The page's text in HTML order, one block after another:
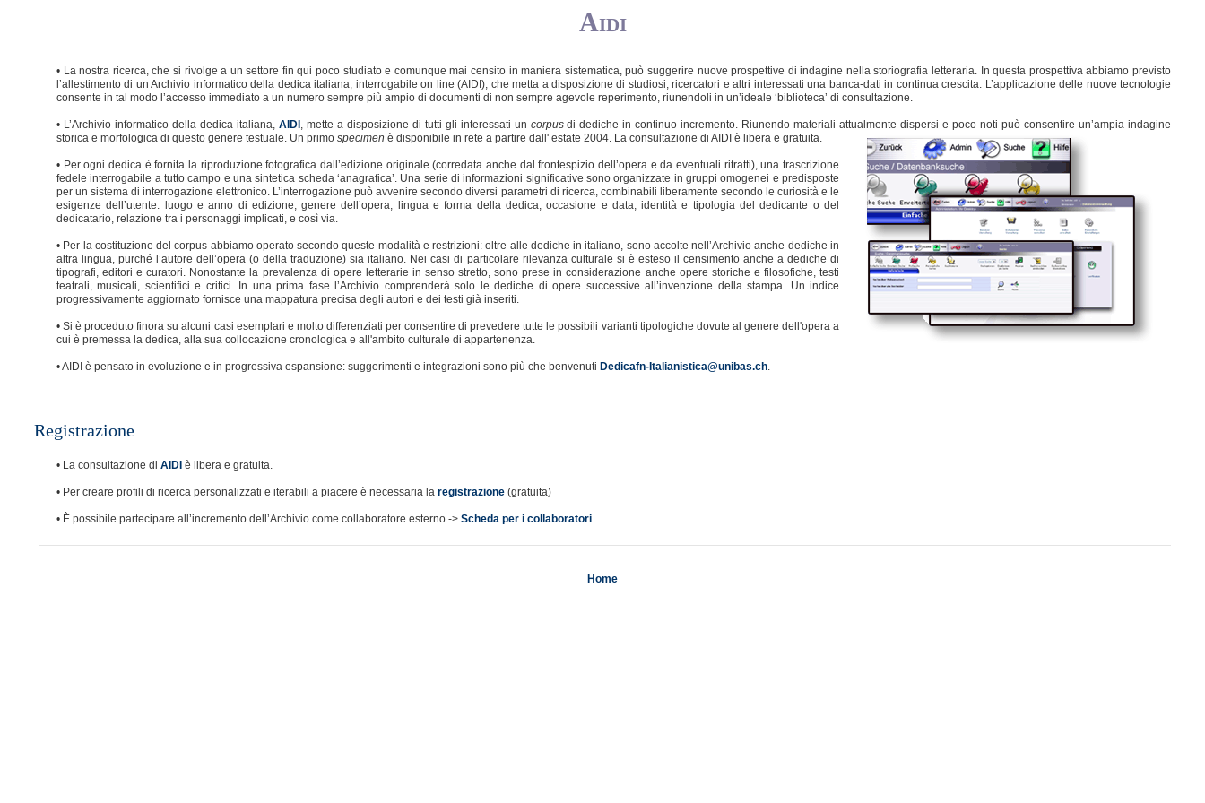
Aidi
• La nostra ricerca, che si rivolge a un settore fin qui poco studiato e comunque mai censito in maniera sistematica, può suggerire nuove prospettive di indagine nella storiografia letteraria. In questa prospettiva abbiamo previsto
l’allestimento di un Archivio informatico della dedica italiana, interrogabile on line (AIDI), che metta a disposizione di studiosi, ricercatori e altri interessati una banca-dati in continua crescita. L’applicazione delle nuove tecnologie
consente in tal modo l’accesso immediato a un numero sempre più ampio di documenti di non sempre agevole reperimento, riunendoli in un’ideale ‘biblioteca’ di consultazione.
• L’Archivio informatico della dedica italiana, AIDI , mette a disposizione di tutti gli interessati un corpusdi dediche in continuo incremento. Riunendo materiali attualmente dispersi e poco noti può consentire un’ampia indagine
storica e morfologica di questo genere testuale. Un primo specimen è disponibile in rete a partire dall' estate 2004. La consultazione di AIDI è libera e gratuita.
• Per ogni dedica è fornita la riproduzione fotografica dall’edizione originale (corredata anche dal frontespizio dell’opera e da eventuali ritratti), una trascrizione
fedele interrogabile a tutto campo e una sintetica scheda ‘anagrafica’. Una serie di informazioni significative sono organizzate in gruppi omogenei e predisposte
per un sistema di interrogazione elettronico. L’interrogazione può avvenire secondo diversi parametri di ricerca, combinabili liberamente secondo le curiosità e le
esigenze dell’utente: luogo e anno di edizione, genere dell’opera, lingua e forma della dedica, occasione e data, identità e tipologia del dedicante o del
dedicatario, relazione tra i personaggi implicati, e così via.
• Per la costituzione del corpus abbiamo operato secondo queste modalità e restrizioni: oltre alle dediche in italiano, sono accolte nell’Archivio anche dediche in
altra lingua, purché l’autore dell’opera (o della traduzione) sia italiano. Nei casi di particolare rilevanza culturale si è esteso il censimento anche a dediche di
tipografi, editori e curatori. Nonostante la prevalenza di opere letterarie in senso stretto, sono prese in considerazione anche opere storiche e filosofiche, testi
teatrali, musicali, scientifici e critici. In una prima fase l’Archivio comprenderà solo le dediche di opere successive all’invenzione della stampa. Un indice
progressivamente aggiornato fornisce una mappatura precisa degli autori e dei testi già inseriti.
• Si è proceduto finora su alcuni casi esemplari e molto differenziati per consentire di prevedere tutte le possibili varianti tipologiche dovute al genere dell'opera a
cui è premessa la dedica, alla sua collocazione cronologica e all'ambito culturale di appartenenza.
• AIDI è pensato in evoluzione e in progressiva espansione: suggerimenti e integrazioni sono più che benvenuti Dedicafn-Italianistica@unibas.ch.
Registrazione
• La consultazione di AIDI è libera e gratuita.
• Per creare profili di ricerca personalizzati e iterabili a piacere è necessaria la registrazione (gratuita)
• È possibile partecipare all’incremento dell’Archivio come collaboratore esterno -> Scheda per i collaboratori.
Home